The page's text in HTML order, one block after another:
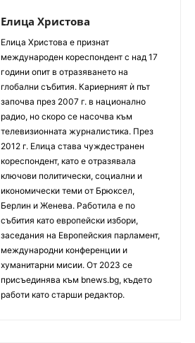
Елица Христова
Елица Христова е признат
международен кореспондент с над 17
години опит в отразяването на
глобални събития. Кариерният ѝ път
започва през 2007 г. в национално
радио, но скоро се насочва към
телевизионната журналистика. През
2012 г. Елица става чуждестранен
кореспондент, като е отразявала
ключови политически, социални и
икономически теми от Брюксел,
Берлин и Женева. Работила е по
събития като европейски избори,
заседания на Европейския парламент,
международни конференции и
хуманитарни мисии. От 2023 се
присъединява към bnews.bg, където
работи като старши редактор.